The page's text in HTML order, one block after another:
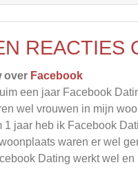
REACTIES
over Facebook
een jaar Facebook
wel vrouwen in mijn
1 jaar heb ik Facebook
waren er wel
Dating werkt wel en